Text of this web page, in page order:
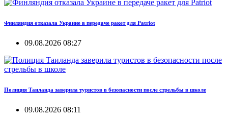
Финляндия отказала Украине в передаче ракет для Patriot
09.08.2026 08:27
Полиция Таиланда заверила туристов в безопасности после стрельбы в школе
09.08.2026 08:11